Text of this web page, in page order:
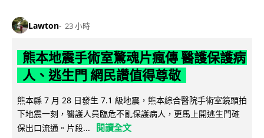
Lawton 23 小時
熊本地震手術室驚魂片瘋傳 醫護保護病
人、逃生門 網民讚值得尊敬
熊本縣 7 月 28 日發生 7.1 級地震，熊本綜合醫院手術室鏡頭拍
下地震一刻，醫護人員臨危不亂保護病人，更馬上開逃生門確
保出口流通。片段...
閱讀全文